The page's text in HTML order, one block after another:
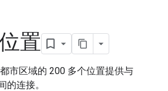
置
市区域的 200 多个位置提供与
的连接。